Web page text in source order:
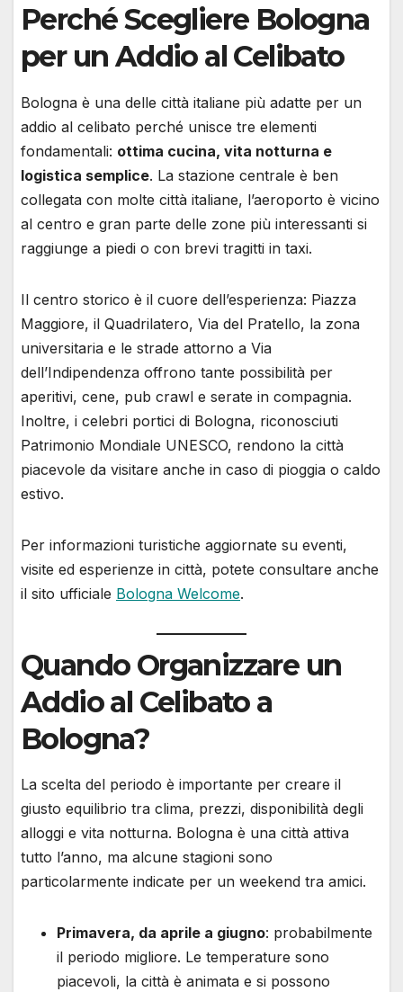
Perché Scegliere Bologna
per un Addio al Celibato
Bologna è una delle città italiane più adatte per un
addio al celibato perché unisce tre elementi
fondamentali: ottima cucina, vita notturna e
logistica semplice. La stazione centrale è ben
collegata con molte città italiane, l’aeroporto è vicino
al centro e gran parte delle zone più interessanti si
raggiunge a piedi o con brevi tragitti in taxi.
Il centro storico è il cuore dell’esperienza: Piazza
Maggiore, il Quadrilatero, Via del Pratello, la zona
universitaria e le strade attorno a Via
dell’Indipendenza offrono tante possibilità per
aperitivi, cene, pub crawl e serate in compagnia.
Inoltre, i celebri portici di Bologna, riconosciuti
Patrimonio Mondiale UNESCO, rendono la città
piacevole da visitare anche in caso di pioggia o caldo
estivo.
Per informazioni turistiche aggiornate su eventi,
visite ed esperienze in città, potete consultare anche
il sito ufficiale Bologna Welcome.
Quando Organizzare un
Addio al Celibato a
Bologna?
La scelta del periodo è importante per creare il
giusto equilibrio tra clima, prezzi, disponibilità degli
alloggi e vita notturna. Bologna è una città attiva
tutto l’anno, ma alcune stagioni sono
particolarmente indicate per un weekend tra amici.
Primavera, da aprile a giugno: probabilmente
il periodo migliore. Le temperature sono
piacevoli, la città è animata e si possono